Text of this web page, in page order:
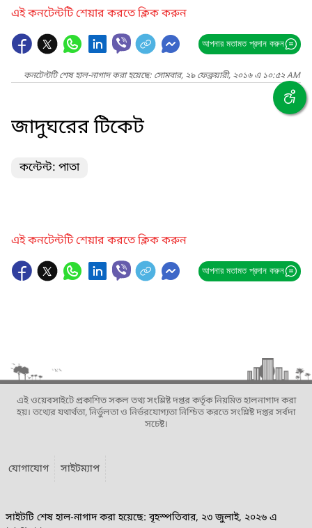
এই কনটেন্টটি শেয়ার করতে ক্লিক করুন
আপনার মতামত প্রদান করুন
কনটেন্টটি শেষ হাল-নাগাদ করা হয়েছে: সোমবার, ২৯ ফেব্রুয়ারী, ২০১৬ এ ১০:৫২ AM
জাদুঘরের টিকেট
কন্টেন্ট: পাতা
এই কনটেন্টটি শেয়ার করতে ক্লিক করুন
আপনার মতামত প্রদান করুন
এই ওয়েবসাইটে প্রকাশিত সকল তথ্য সংশ্লিষ্ট দপ্তর কর্তৃক নিয়মিত হালনাগাদ করা
হয়। তথ্যের যথার্থতা, নির্ভুলতা ও নির্ভরযোগ্যতা নিশ্চিত করতে সংশ্লিষ্ট দপ্তর সর্বদা
সচেষ্ট।
যোগাযোগ সাইটম্যাপ
সাইটটি শেষ হাল-নাগাদ করা হয়েছে: বৃহস্পতিবার, ২৩ জুলাই, ২০২৬ এ